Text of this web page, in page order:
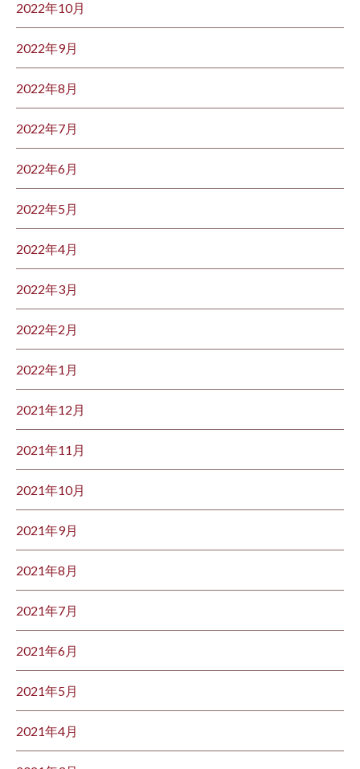
2022年10月
2022年9月
2022年8月
2022年7月
2022年6月
2022年5月
2022年4月
2022年3月
2022年2月
2022年1月
2021年12月
2021年11月
2021年10月
2021年9月
2021年8月
2021年7月
2021年6月
2021年5月
2021年4月